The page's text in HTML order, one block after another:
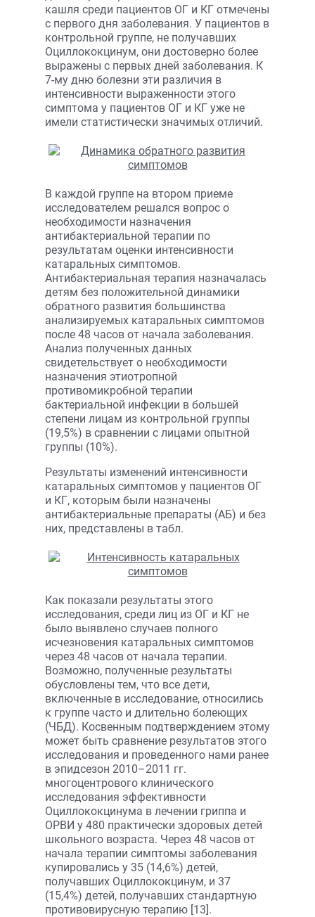
кашля среди пациентов ОГ и КГ отмечены
с первого дня заболевания. У пациентов в
контрольной группе, не получавших
Оциллококцинум, они достоверно более
выражены с первых дней заболевания. К
7-му дню болезни эти различия в
интенсивности выраженности этого
симптома у пациентов ОГ и КГ уже не
имели статистически значимых отличий.
В каждой группе на втором приеме
исследователем решался вопрос о
необходимости назначения
антибактериальной терапии по
результатам оценки интенсивности
катаральных симптомов.
Антибактериальная терапия назначалась
детям без положительной динамики
обратного развития большинства
анализируемых катаральных симптомов
после 48 часов от начала заболевания.
Анализ полученных данных
свидетельствует о необходимости
назначения этиотропной
противомикробной терапии
бактериальной инфекции в большей
степени лицам из контрольной группы
(19,5%) в сравнении с лицами опытной
группы (10%).
Результаты изменений интенсивности
катаральных симптомов у пациентов ОГ
и КГ, которым были назначены
антибактериальные препараты (АБ) и без
них, представлены в табл.
Как показали результаты этого
исследования, среди лиц из ОГ и КГ не
было выявлено случаев полного
исчезновения катаральных симптомов
через 48 часов от начала терапии.
Возможно, полученные результаты
обусловлены тем, что все дети,
включенные в исследование, относились
к группе часто и длительно болеющих
(ЧБД). Косвенным подтверждением этому
может быть сравнение результатов этого
исследования и проведенного нами ранее
в эпидсезон 2010–2011 гг.
многоцентрового клинического
исследования эффективности
Оциллококцинума в лечении гриппа и
ОРВИ у 480 практически здоровых детей
школьного возраста. Через 48 часов от
начала терапии симптомы заболевания
купировались у 35 (14,6%) детей,
получавших Оциллококцинум, и 37
(15,4%) детей, получавших стандартную
противовирусную терапию [13].